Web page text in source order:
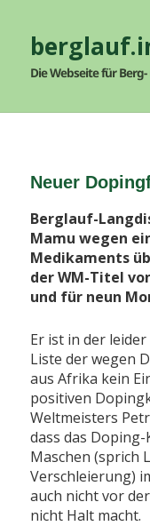
Die Webseite für
Neuer
Berglauf-
Mamu wegen
Medikaments
der WM-Titel
und für neun
Er ist in der
Liste der wegen
aus Afrika kein
positiven
Weltmeisters
dass das
Maschen (sprich
Verschleierung)
auch nicht vor
nicht Halt macht.